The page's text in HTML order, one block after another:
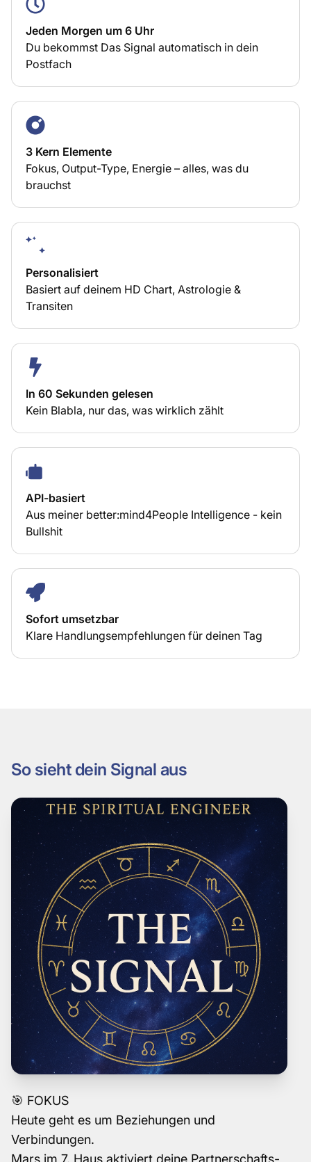
Jeden Morgen um 6 Uhr
Du bekommst Das Signal automatisch in dein
Postfach
3 Kern Elemente
Fokus, Output-Type, Energie – alles, was du
brauchst
Personalisiert
Basiert auf deinem HD Chart, Astrologie &
Transiten
In 60 Sekunden gelesen
Kein Blabla, nur das, was wirklich zählt
API-basiert
Aus meiner better:mind4People Intelligence - kein
Bullshit
Sofort umsetzbar
Klare Handlungsempfehlungen für deinen Tag
So sieht dein Signal aus
🎯 FOKUS
Heute geht es um Beziehungen und
Verbindungen.
Mars im 7. Haus aktiviert deine Partnerschafts-